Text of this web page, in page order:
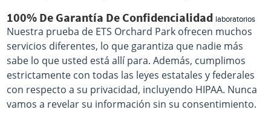
100% De Garantía De Confidencialidad laboratorios
Nuestra prueba de ETS Orchard Park ofrecen muchos
servicios diferentes, lo que garantiza que nadie más
sabe lo que usted está allí para. Además, cumplimos
estrictamente con todas las leyes estatales y federales
con respecto a su privacidad, incluyendo HIPAA. Nunca
vamos a revelar su información sin su consentimiento.